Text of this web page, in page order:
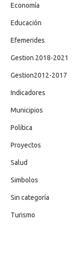
Economía
Educación
Efemerides
Gestion 2018-2021
Gestion2012-2017
Indicadores
Municipios
Política
Proyectos
Salud
Simbolos
Sin categoría
Turismo